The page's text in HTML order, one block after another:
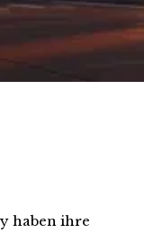
haben ihre